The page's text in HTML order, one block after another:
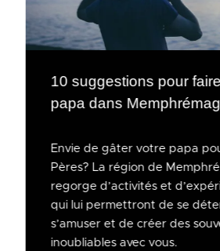
10 suggestions pour
papa dans
Envie de gâter votre papa
Pères? La région de
regorge d’activités et
qui lui permettront de se
s’amuser et de créer des
inoubliables avec vous.